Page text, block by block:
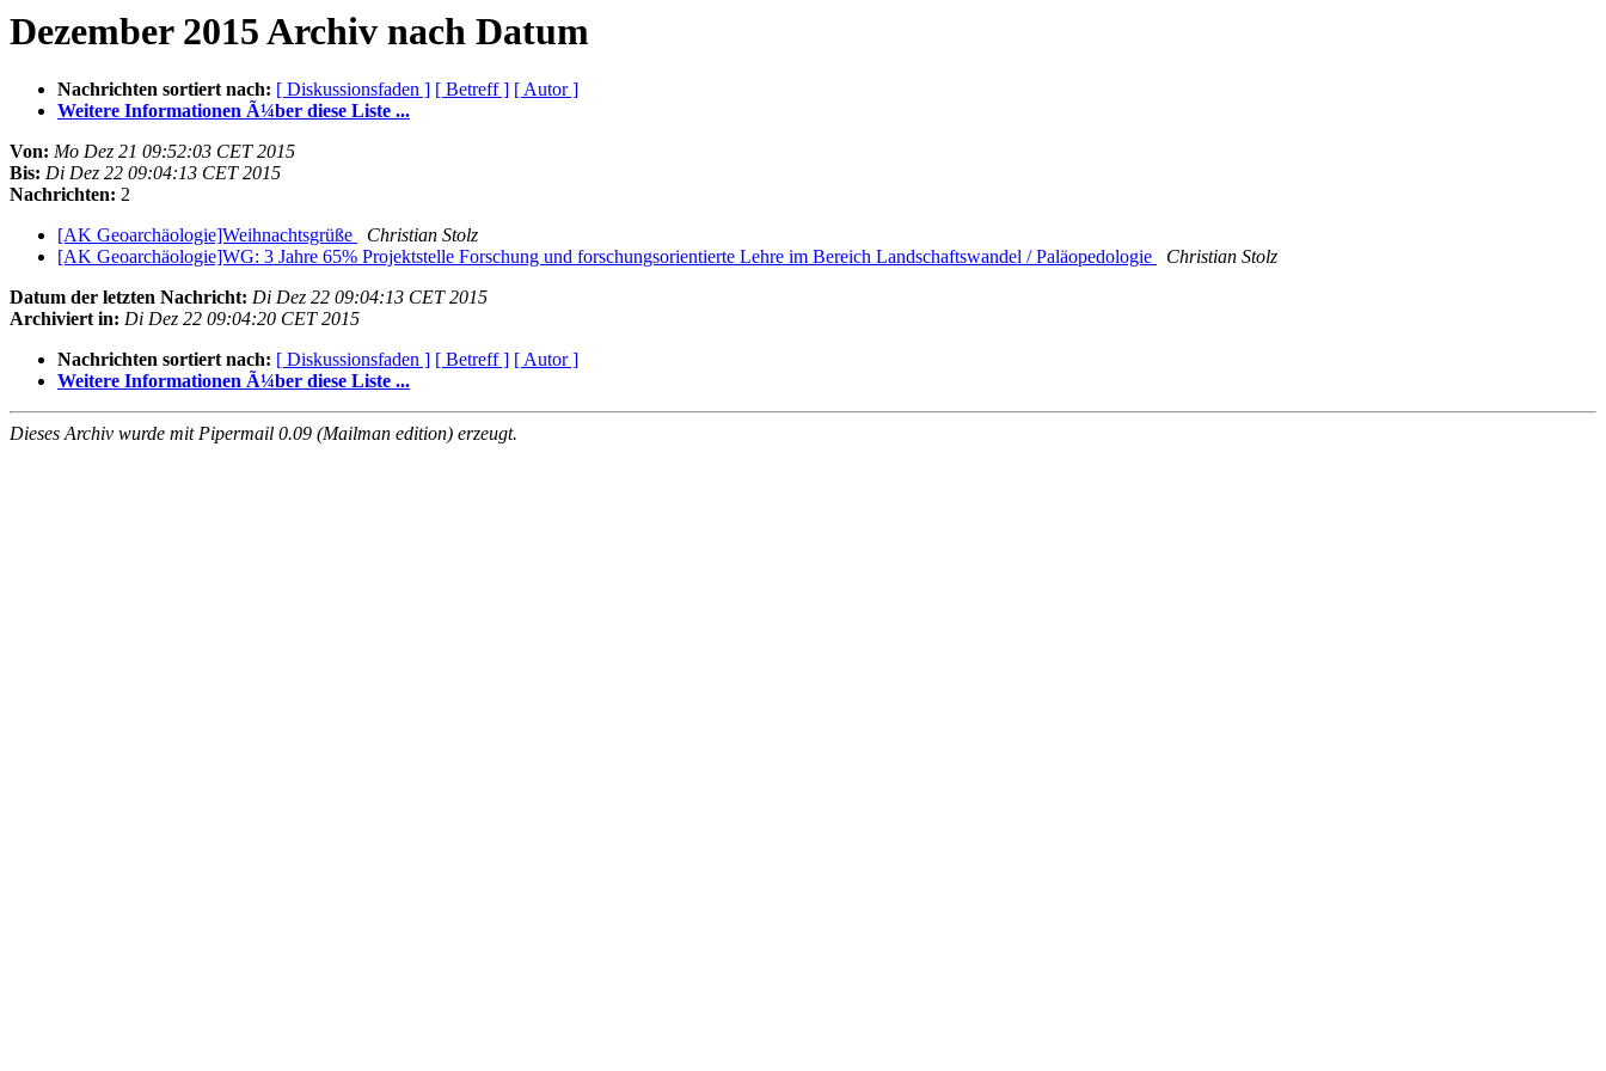
Dezember 2015 Archiv nach Datum
Nachrichten sortiert nach: [ Diskussionsfaden ] [ Betreff ] [ Autor ]
Weitere Informationen Ã¼ber diese Liste ...
Von: Mo Dez 21 09:52:03 CET 2015
Bis: Di Dez 22 09:04:13 CET 2015
Nachrichten: 2
[AK Geoarchäologie]Weihnachtsgrüße
Christian Stolz
[AK Geoarchäologie]WG: 3 Jahre 65% Projektstelle Forschung und forschungsorientierte Lehre im Bereich Landschaftswandel / Paläopedologie
Christian Stolz
Datum der letzten Nachricht: Di Dez 22 09:04:13 CET 2015
Archiviert in: Di Dez 22 09:04:20 CET 2015
Nachrichten sortiert nach: [ Diskussionsfaden ] [ Betreff ] [ Autor ]
Weitere Informationen Ã¼ber diese Liste ...
Dieses Archiv wurde mit Pipermail 0.09 (Mailman edition) erzeugt.